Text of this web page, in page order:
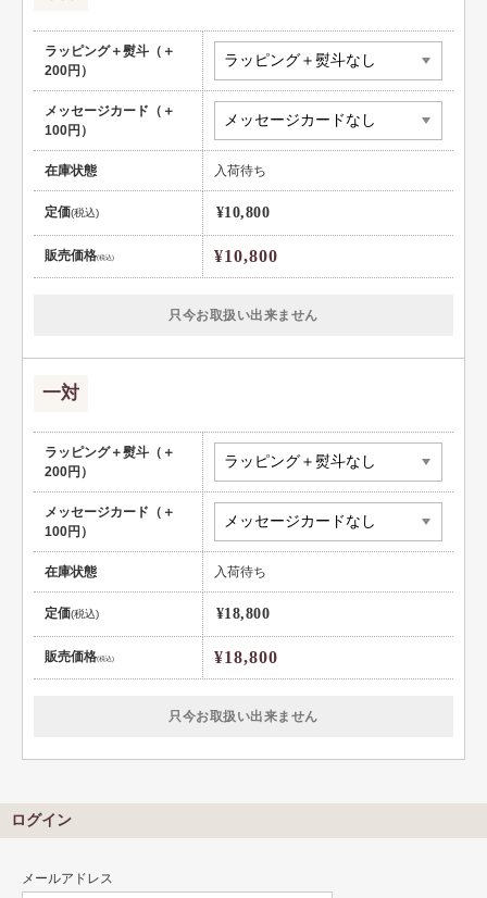
ラッピング＋熨斗（＋
200円）
メッセージカード（＋
100円）
在庫状態 入荷待ち
定価(税込) ¥10,800
販売価格(税込) ¥10,800
只今お取扱い出来ません
一対
ラッピング＋熨斗（＋
200円）
メッセージカード（＋
100円）
在庫状態 入荷待ち
定価(税込) ¥18,800
販売価格(税込) ¥18,800
只今お取扱い出来ません
ログイン
メールアドレス